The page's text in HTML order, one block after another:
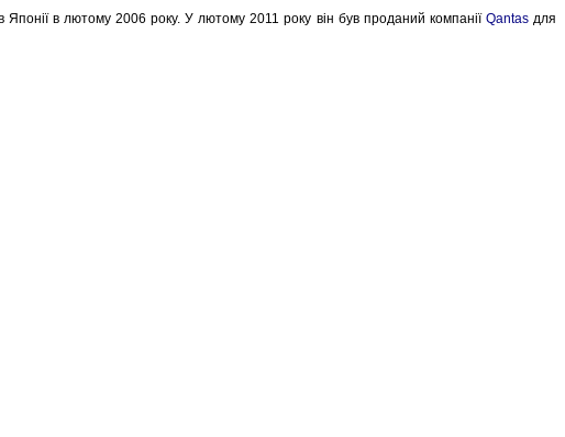
в лютому 2006 року. У лютому 2011 року він був проданий компанії Qantasдля